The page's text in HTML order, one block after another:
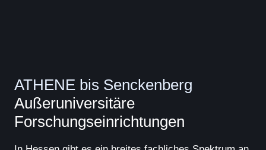
ATHENE bis Senckenberg
Außeruniversitäre
Forschungseinrichtungen